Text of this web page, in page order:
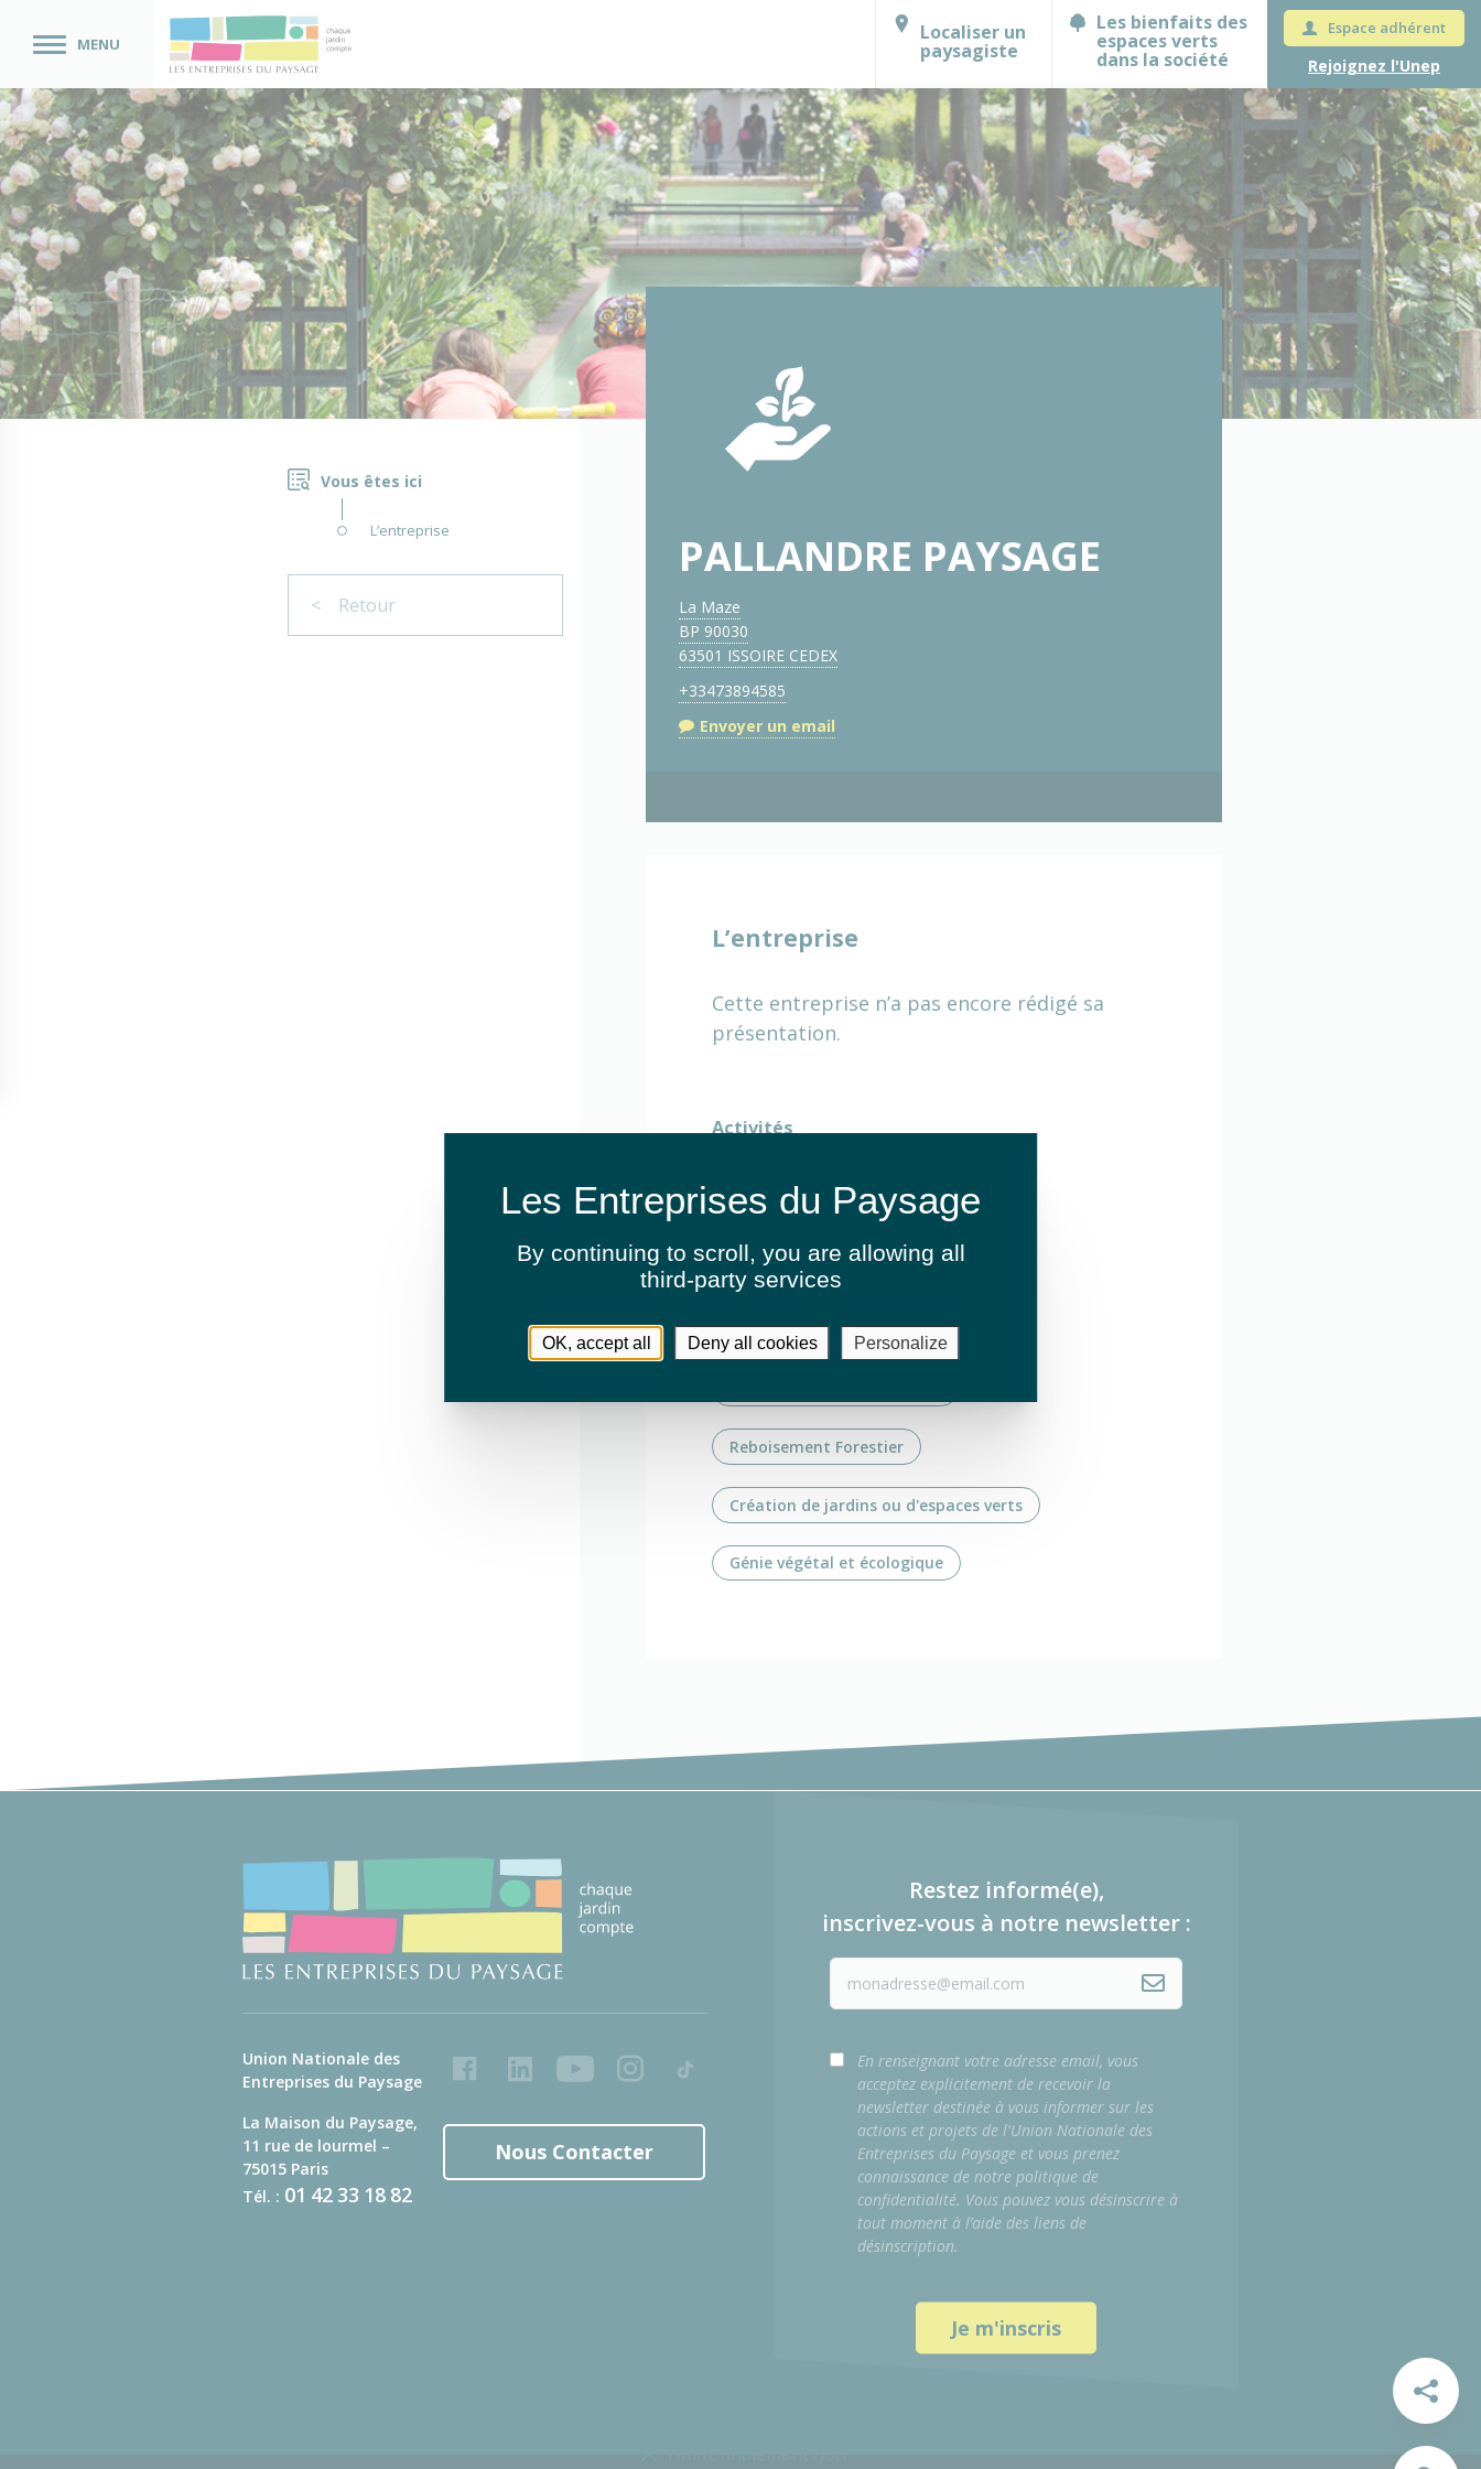
MENU Localiser un
paysagiste
Les bienfaits des
espaces verts
dans la société
Espace adhérent
Rejoignez l'Unep
Vous êtes ici
L’entreprise
< Retour
PALLANDRE PAYSAGE
La Maze
BP 90030
63501 ISSOIRE CEDEX
+33473894585
Envoyer un email
L’entreprise
Cette entreprise n’a pas encore rédigé sa
présentation.
Activités
Arrosage automatique
Entretien de jardins ou espaces verts
Routes & autoroutes
Reboisement Forestier
Création de jardins ou d'espaces verts
Génie végétal et écologique
Union Nationale des
Entreprises du Paysage
La Maison du Paysage,
11 rue de lourmel –
75015 Paris
Tél. : 01 42 33 18 82
FacebookLinkedInYoutubeInstagram
Tiktok
Nous Contacter
Restez informé(e),
inscrivez-vous à notre newsletter :
En renseignant votre adresse email, vous
acceptez explicitement de recevoir la
newsletter destinée à vous informer sur les
actions et projets de l'Union Nationale des
Entreprises du Paysage et vous prenez
connaissance de notre politique de
confidentialité. Vous pouvez vous désinscrire à
tout moment à l’aide des liens de
désinscription.
By continuing to scroll, you are allowing all
third-party services
OK, accept all Deny all cookies Personalize